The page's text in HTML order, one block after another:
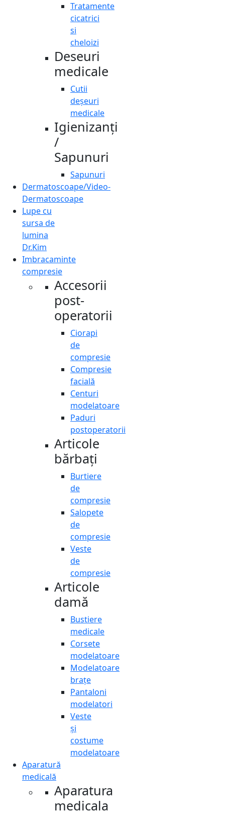
Tratamente
cicatrici
si
cheloizi
Deseuri
medicale
Cutii
deșeuri
medicale
Igienizanți
/
Sapunuri
Sapunuri
Dermatoscoape/Video-
Dermatoscoape
Lupe cu
sursa de
lumina
Dr.Kim
Imbracaminte
compresie
Accesorii
post-
operatorii
Ciorapi
de
compresie
Compresie
facială
Centuri
modelatoare
Paduri
postoperatorii
Articole
bărbați
Burtiere
de
compresie
Salopete
de
compresie
Veste
de
compresie
Articole
damă
Bustiere
medicale
Corsete
modelatoare
Modelatoare
brațe
Pantaloni
modelatori
Veste
și
costume
modelatoare
Aparatură
medicală
Aparatura
medicala